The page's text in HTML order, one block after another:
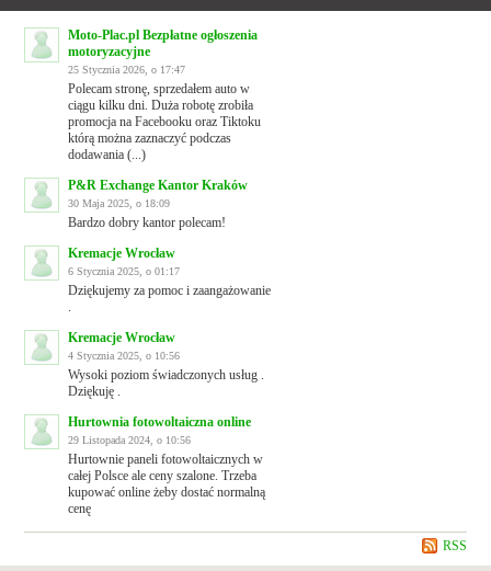
Moto-Plac.pl Bezpłatne ogłoszenia
motoryzacyjne
25 Stycznia 2026, o 17:47
Polecam stronę, sprzedałem auto w
ciągu kilku dni. Duża robotę zrobiła
promocja na Facebooku oraz Tiktoku
którą można zaznaczyć podczas
dodawania (...)
P&R Exchange Kantor Kraków
30 Maja 2025, o 18:09
Bardzo dobry kantor polecam!
Kremacje Wrocław
6 Stycznia 2025, o 01:17
Dziękujemy za pomoc i zaangażowanie
Kremacje Wrocław
4 Stycznia 2025, o 10:56
Wysoki poziom świadczonych usług .
Dziękuję .
Hurtownia fotowoltaiczna online
29 Listopada 2024, o 10:56
Hurtownie paneli fotowoltaicznych w
całej Polsce ale ceny szalone. Trzeba
kupować online żeby dostać normalną
cenę
RSS